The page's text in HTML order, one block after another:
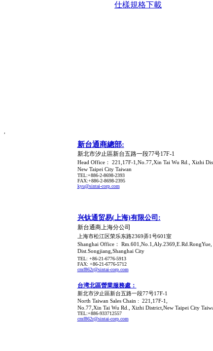
仕樣規格下載
新台通商總部:
新北市汐止區新台五路一段77号17F-1
Head Office： 221,17F-1,No.77,Xin Tai Wu Rd., Xizhi
New Taipei CityTaiwan
TEL:+886-2-8698-2393
FAX:+886-2-8698-2395
kyu@sintai-corp.com
兴钛通贸易(上海)有限公司:
新台通商上海分公司
上海市松江区荣乐东路2369弄1号601室
Shanghai Office： Rm.601,No.1,Aly.2369,E.Rd.RongYue,
Dist.Songjiang,Shanghai City
TEL: +86-21-6776-5913
FAX: +86-21-6776-5712
cmf862r@sintai-corp.com
台湾北區營業服務處：
新北市汐止區新台五路一段77号17F-1
North Taiwan Sales Chain : 221,17F-1,
No.77,Xin Tai Wu Rd., Xizhi District,New Taipei City
TEL:+886-933712557
cmf862r@sintai-corp.com